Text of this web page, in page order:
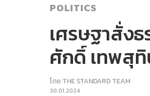
POLITICS
เศรษฐาสั่ง
ศักดิ์​ เทพสุทิ
โดย THE STANDARD TEAM
30.01.2024